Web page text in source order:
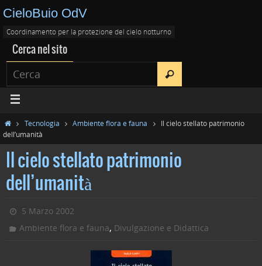
CieloBuio OdV
Coordinamento per la protezione del cielo notturno
Cerca nel sito
Tecnologia Ambiente flora e fauna
Il cielo stellato patrimonio
dell’umanità
Il cielo stellato patrimonio
dell’umanità
5 Marzo 2002
Ambiente flora e fauna, Divulgazione e Didattica